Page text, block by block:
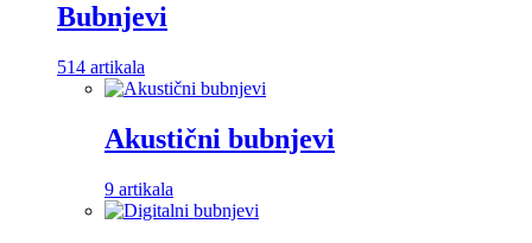
Bubnjevi
514 artikala
Akustični bubnjevi
9 artikala